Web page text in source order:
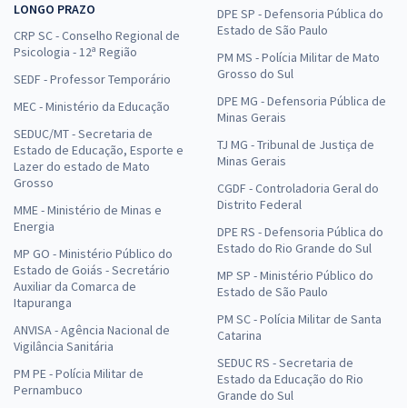
LONGO PRAZO
CRP SC - Conselho Regional de
Psicologia - 12ª Região
SEDF - Professor Temporário
MEC - Ministério da Educação
SEDUC/MT - Secretaria de
Estado de Educação, Esporte e
Lazer do estado de Mato
Grosso
MME - Ministério de Minas e
Energia
MP GO - Ministério Público do
Estado de Goiás - Secretário
Auxiliar da Comarca de
Itapuranga
ANVISA - Agência Nacional de
Vigilância Sanitária
PM PE - Polícia Militar de
Pernambuco
DPE SP - Defensoria Pública do
Estado de São Paulo
PM MS - Polícia Militar de Mato
Grosso do Sul
DPE MG - Defensoria Pública de
Minas Gerais
TJ MG - Tribunal de Justiça de
Minas Gerais
CGDF - Controladoria Geral do
Distrito Federal
DPE RS - Defensoria Pública do
Estado do Rio Grande do Sul
MP SP - Ministério Público do
Estado de São Paulo
PM SC - Polícia Militar de Santa
Catarina
SEDUC RS - Secretaria de
Estado da Educação do Rio
Grande do Sul